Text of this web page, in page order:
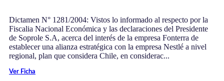
Dictamen N° 1281/2004: Vistos lo informado al respecto por la
Fiscalia Nacional Económica y las declaraciones del Presidente
de Soprole S.A, acerca del interés de la empresa Fonterra de
establecer una alianza estratégica con la empresa Nestlé a nivel
regional, plan que considera Chile, en considerac...
Ver Ficha